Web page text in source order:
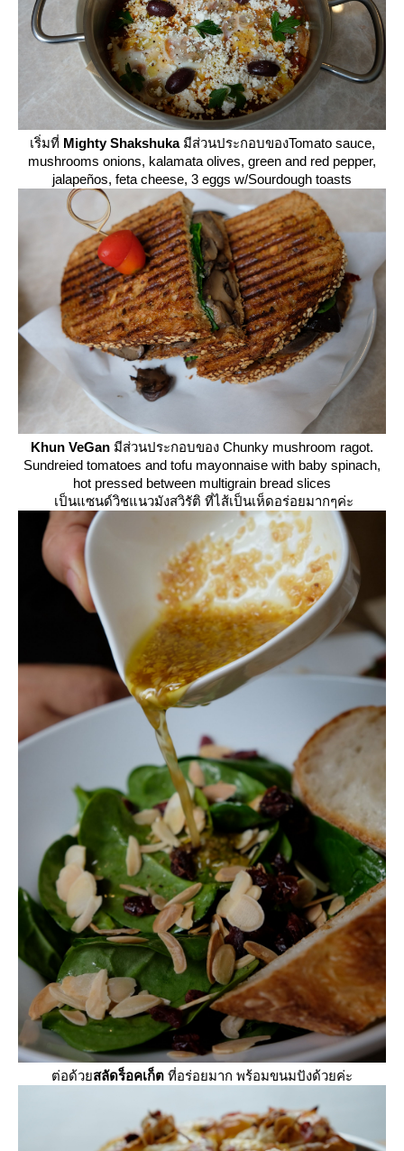
เริ่มที่ Mighty Shakshukaมีส่วนประกอบของTomato sauce,
mushrooms onions, kalamata olives, green and red pepper,
jalapeños, feta cheese, 3 eggs w/Sourdough toasts
Khun VeGan มีส่วนประกอบของ Chunky mushroom ragot.
Sundreied tomatoes and tofu mayonnaise with baby spinach,
hot pressed between multigrain bread slices
เป็นแซนด์วิชแนวมังสวิรัติ ที่ไส้เป็นเห็ดอร่อยมากๆค่ะ
ต่อด้วสลัดร็อคเก็ต ที่อร่อยมาก พร้อมขนมปังด้วยค่ะ